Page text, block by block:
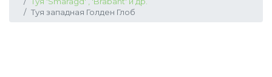
Туя западная Голден Глоб